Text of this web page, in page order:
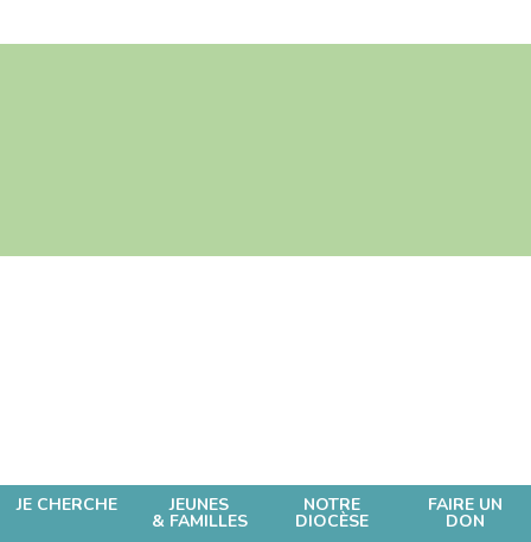
JE CHERCHE JEUNES
& FAMILLES
NOTRE
DIOCÈSE
FAIRE UN
DON